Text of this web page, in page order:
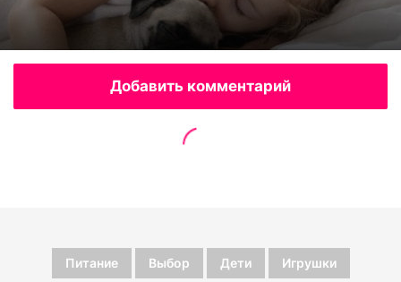
Питание Выбор Дети Игрушки